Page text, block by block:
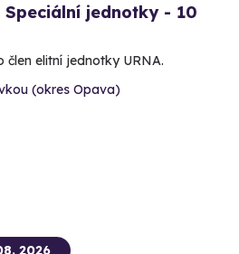
jednotky - 10
elitní jednotky URNA.
(okres Opava)
2026